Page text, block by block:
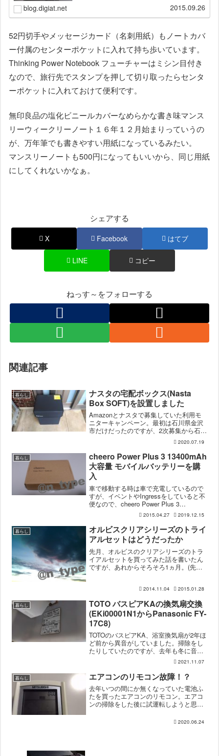
blog.digiat.net 2015.09.26
52円切手やメッセージカード（名刺用紙）もノートカバ
ー付属のセンターポケットに入れて持ち歩いています。
Thinking Power Notebook フューチャーはミシン目付き
なので、旅行先でスタンプを押して切り取ったらセンタ
ーポケットに入れておけて便利です。
無印良品の塩化ビニールカバーなめらかな書き味マンス
リーウィークリーノート１６年１２月始まりっていうの
が、万年筆でも書きやすい用紙になっているみたい。
マンスリーノートも500円になってもいいから、同じ用紙
にしてくれないかなぁ。
シェアする
X Facebook はてブ
LINE コピー
ねっす～をフォローする
関連記事
暮らし
ナスタの宅配ボックス(Nasta
Box SOFT)を設置しました
Amazonとナスタで募集していた利用モ
ニターキャンペーン。最初は石川県金沢
市だけだったのですが、2次募集から石川
県全体に対象が拡大したので応募してい
ました。(※このキャンペーンの募集は終
了しています。)数日前に宅配ボックスが
届いたので、設...
2020.07.19
暮らし
cheero Power Plus 3 13400mAh
大容量 モバイルバッテリーを購
入
車で移動する時は車で充電しているので
すが、イベントやIngressをしていると不
便なので、cheero Power Plus 3
13400mAh 大容量 モバイルバッテリーを
購入しました。モバイルバッテリー選び
SANYO時代のeneloo...
2015.04.27 2019.12.15
暮らし
オルビスクリアシリーズのトライ
アルセットはどうだったか
先月、オルビスのクリアシリーズのトラ
イアルセットを買ってみた話を書いたん
ですが、あれからそろそろ1ヵ月。(先月
ます。購入したのは、トライアルセット
のM（しっとりタイプ...
2014.11.04 2015.01.28
暮らし
TOTO バスピアKAの換気扇交換
(EKi00001N1からPanasonic FY-
17C8)
TOTOのバスピアKA、浴室換気扇が2年ほ
ど前から異音がしていました。掃除をし
たりしていたのですが、去年も冬に音が
大きくなったりしたし、冬場に壊れたら
窓開けるわけにもいかないので思い切っ
て交換。TOTO EKi00001N1(交換前)三洋
電...
2021.11.07
暮らし エアコンのリモコン故障！？
去年いつの間にか無くなっていた電池ふ
たを買ったエアコンのリモコン。エアコ
ンの掃除をした後に試運転しようと思っ
れ？故障？リモコンの右上の時刻が点滅
2020.06.24